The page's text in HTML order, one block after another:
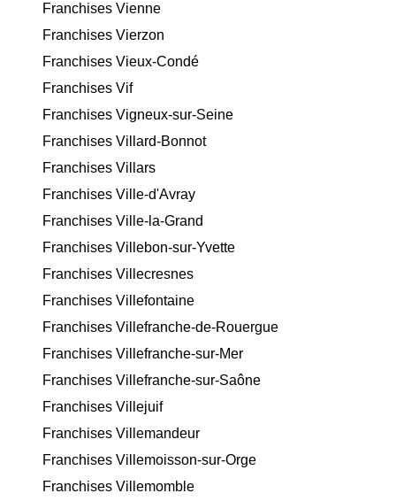
Franchises Vienne
Franchises Vierzon
Franchises Vieux-Condé
Franchises Vif
Franchises Vigneux-sur-Seine
Franchises Villard-Bonnot
Franchises Villars
Franchises Ville-d'Avray
Franchises Ville-la-Grand
Franchises Villebon-sur-Yvette
Franchises Villecresnes
Franchises Villefontaine
Franchises Villefranche-de-Rouergue
Franchises Villefranche-sur-Mer
Franchises Villefranche-sur-Saône
Franchises Villejuif
Franchises Villemandeur
Franchises Villemoisson-sur-Orge
Franchises Villemomble